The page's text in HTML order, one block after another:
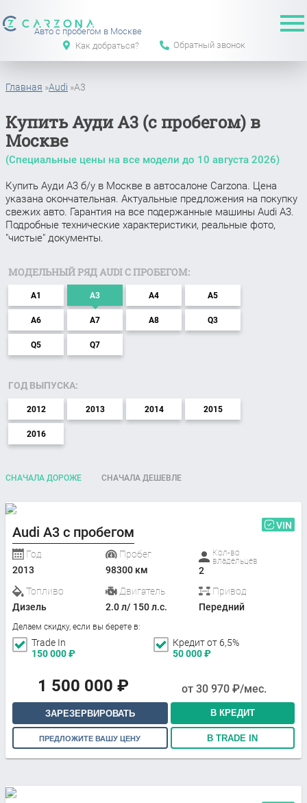
Авто с пробегом в Москве
Как добраться?
Обратный звонок
Главная »Audi »A3
Купить Ауди A3 (с пробегом) в
Москве
(Специальные цены на все модели до 10 августа 2026)
Купить Ауди A3 б/у в Москве в автосалоне Carzona. Цена
указана окончательная. Актуальные предложения на покупку
свежих авто. Гарантия на все подержанные машины Audi A3.
Подробные технические характеристики, реальные фото,
"чистые" документы.
МОДЕЛЬНЫЙ РЯД AUDI С ПРОБЕГОМ:
A1 A3 A4 A5
A6 A7 A8 Q3
Q5 Q7
ГОД ВЫПУСКА:
2012 2013 2014 2015
2016
СНАЧАЛА ДОРОЖЕ СНАЧАЛА ДЕШЕВЛЕ
Audi A3 с пробегом VIN
Год
2013
Пробег
98300 км
Кол-во
владельцев
2
Топливо
Дизель
Двигатель
2.0 л/ 150 л.с.
Привод
Передний
Делаем скидку, если вы берете в:
Trade In
150 000₽
Кредит от 6,5%
50 000₽
1 500 000 ₽ от 30 970 ₽/мес.
ЗАРЕЗЕРВИРОВАТЬ В КРЕДИТ
ПРЕДЛОЖИТЕ ВАШУ ЦЕНУ В TRADE IN